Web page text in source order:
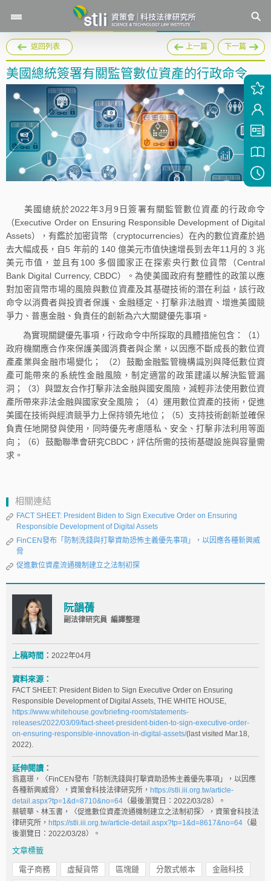
返回列表 上一篇 下一篇
美國總統簽署有關監管數位資產的行政命令
美國總統於2022年3月9日簽署有關監管數位資產的行政命令
（Executive Order on Ensuring Responsible Development of Digital
Assets），有鑑於加密貨幣（cryptocurrencies）在內的數位資產於過
去大幅成長，自5 年前的 140 億美元市值快速增長到去年11月的 3 兆
美元市值，並且有100 多個國家正在探索央行數位貨幣（Central
Bank Digital Currency, CBDC）。為使美國政府有整體性的政策以應
對加密貨幣市場的風險與數位資產及其基礎技術的潛在利益，該行政
命令以消費者與投資者保護、金融穩定、打擊非法融資、增進美國競
爭力、普惠金融、負責任的創新為六大關鍵優先事項。
為實現關鍵優先事項，行政命令中所採取的具體措施包含：（1）
政府機關應合作來保護美國消費者與企業，以因應不斷成長的數位資
產產業與金融市場變化； （2）鼓勵金融監管機構識別與降低數位資
產可能帶來的系統性金融風險，制定適當的政策建議以解決監管漏
洞；（3）與盟友合作打擊非法金融與國安風險，減輕非法使用數位資
產所帶來非法金融與國家安全風險；（4）運用數位資產的技術，促進
美國在技術與經濟競爭力上保持領先地位；（5）支持技術創新並確保
負責任地開發與使用，同時優先考慮隱私、安全、打擊非法利用等面
向；（6）鼓勵聯準會研究CBDC，評估所需的技術基礎設施與容量需
求。
相關連結
FACT SHEET: President Biden to Sign Executive Order on Ensuring
Responsible Development of Digital Assets
FinCEN發布「防制洗錢與打擊資助恐怖主義優先事項」，以因應各種新興威
脅
促進數位資產流通機制建立之法制初探
阮韻蒨
副法律研究員 編譯整理
上稿時間： 2022年04月
資料來源：
FACT SHEET: President Biden to Sign Executive Order on Ensuring
Responsible Development of Digital Assets, THE WHITE HOUSE,
https://www.whitehouse.gov/briefing-room/statements-
releases/2022/03/09/fact-sheet-president-biden-to-sign-executive-order-
on-ensuring-responsible-innovation-in-digital-assets/(last visited Mar.18,
2022).
延伸閱讀：
翁嘉璟，〈FinCEN發布「防制洗錢與打擊資助恐怖主義優先事項」，以因應
各種新興威脅〉，資策會科技法律研究所， https://stli.iii.org.tw/article-
detail.aspx?tp=1&d=8710&no=64 （最後瀏覽日：2022/03/28）。
蔡毓華、林玉書，〈促進數位資產流通機制建立之法制初探〉，資策會科技法
律研究所， https://stli.iii.org.tw/article-detail.aspx?tp=1&d=8617&no=64 （最
後瀏覽日：2022/03/28）。
文章標籤
電子商務 虛擬貨幣 區塊鏈 分散式帳本
金融科技